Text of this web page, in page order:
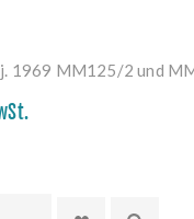
1969 MM125/2 und